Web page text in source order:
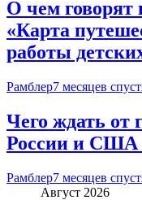
О чем говорят
«Карта
работы
Рамблер7 месяцев
Чего ждать от
России и США
Рамблер7 месяцев
Август 2026